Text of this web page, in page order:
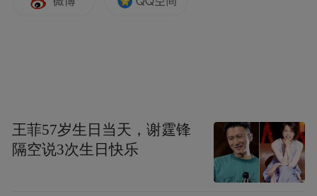
王菲57岁生日当天，谢霆锋
隔空说3次生日快乐